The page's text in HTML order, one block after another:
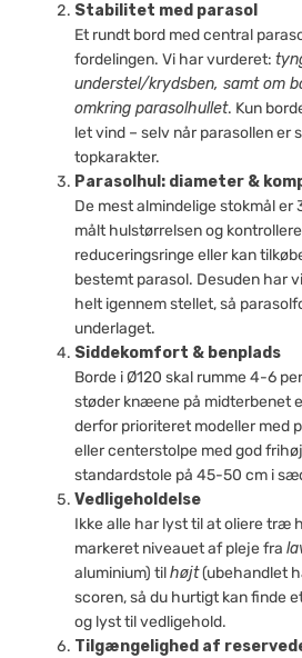
Stabilitet med parasol
Et rundt bord med central
fordelingen. Vi har vurderet:
understel/krydsben, samt om
omkring parasolhullet. Kun
let vind – selv når parasollen er
topkarakter.
Parasolhul: diameter &
De mest almindelige stokmål er
målt hulstørrelsen og
reduceringsringe eller kan
bestemt parasol. Desuden har
helt igennem stellet, så
underlaget.
Siddekomfort & benplads
Borde i Ø120 skal rumme 4-6
støder knæene på midter­benet
derfor prioriteret modeller med
eller centerstolpe med god
standard­stole på 45-50 cm i
Vedligeholdelse
Ikke alle har lyst til at oliere træ
markeret niveauet af pleje fra
aluminium) tilhøjt(ubehandlet
scoren, så du hurtigt kan finde
og lyst til vedligehold.
Tilgængelighed af